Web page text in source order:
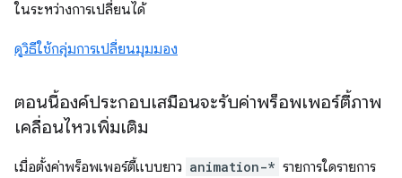
ในระหว่างการเปลี่ยนได้
ดูวิธีใช้กลุ่มการเปลี่ยนมุมมอง
ตอนนี้องค์ประกอบเสมือนจะรับค่าพร็อพเพอร์ตี้ภาพ
เคลื่อนไหวเพิ่มเติม
เมื่อตั้งค่าพร็อพเพอร์ตี้แบบยาว animation-* รายการใดรายการ